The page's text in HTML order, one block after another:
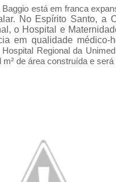
está em franca
No Espírito Santo, a
o Hospital e
em qualidade
Regional da
de área construída e